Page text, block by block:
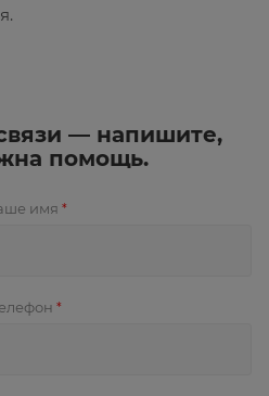
— напишите,
помощь.
имя *
*